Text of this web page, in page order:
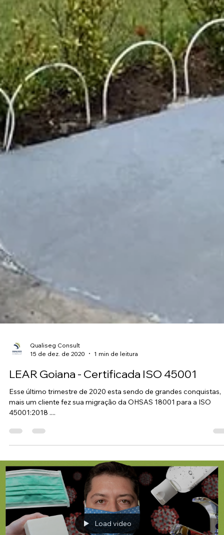
Qualiseg Consult
15 de dez. de 2020
1 min de leitura
LEAR Goiana - Certificada ISO 45001
Esse último trimestre de 2020 esta sendo de grandes conquistas,
mais um cliente fez sua migração da OHSAS 18001 para a ISO